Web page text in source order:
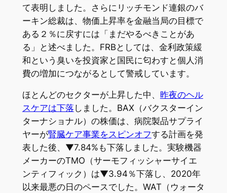
て表明しました。さらにリッチモンド連銀のバ
ーキン総裁は、物価上昇率を金融当局の目標で
ある２％に戻すには「まだやるべきことがあ
る」と述べました。FRBとしては、金利政策緩
和という臭いを投資家と国民に匂わすと個人消
費の増加につながるとして警戒しています。
ほとんどのセクターが上昇した中、 昨夜のヘル
スケアは下落 しました。BAX（バクスターイン
ターナショナル）の株価は、病院製品サプライ
ヤーが腎臓ケア事業をスピンオフする計画を発
表した後、▼7.84%も下落しました。実験機器
メーカーのTMO（サーモフィッシャーサイエ
ンティフィック）は▼3.94％下落し、2020年
以来最悪の日のペースでした。WAT（ウォータ